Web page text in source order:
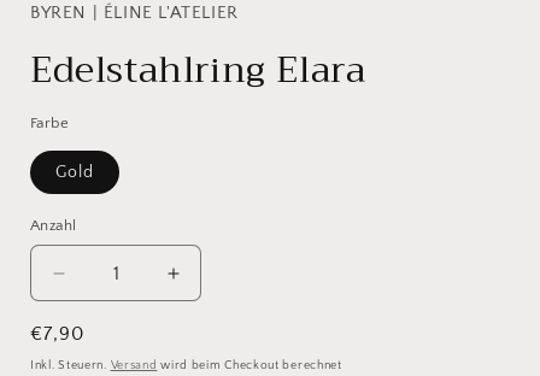
Modal
BYREN | ÉLINE L'ATELIER
Edelstahlring Elara
Farbe
Gold
Anzahl
Verringere
die
Menge
für
Erhöhe
die
für
Normaler
Preis
€7,90
Inkl. Steuern. Versand wird beim Checkout berechnet